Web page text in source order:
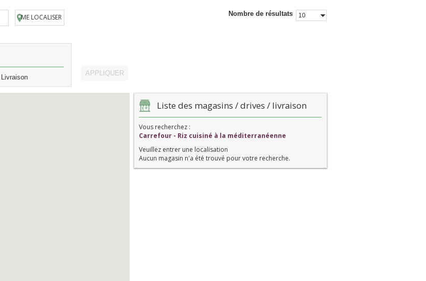
ME LOCALISER
Livraison
Nombre de résultats 10
Liste des magasins / drives / livraison
Vous recherchez :
Carrefour - Riz cuisiné à la méditerranéenne
Veuillez entrer une localisation
Aucun magasin n'a été trouvé pour votre recherche.